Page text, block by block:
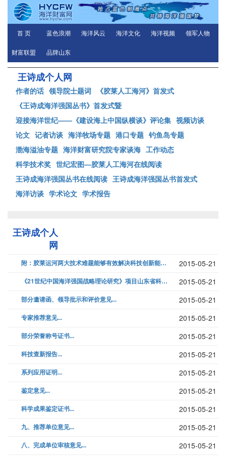
首 页 蓝色浪潮 海洋风云 海洋文化 海洋视频 领军人物
财富联盟 品牌山东
王诗成个人网
作者的话 领导院士题词
《胶莱人工海河》首发式
《王诗成海洋强国丛书》首发式暨
迎接海洋世纪——《建设海上中国纵横谈》评论集 视频访谈
论文 记者访谈 海洋牧场专题 港口专题 钓鱼岛专题
渤海溢油专题 海洋财富研究院专家谈海 工作动态
科学技术奖 世纪宏图—胶莱人工海河在线阅读
王诗成海洋强国丛书在线阅读 王诗成海洋强国丛书首发式
海洋访谈 学术论文 学术报告
王诗成个人
网
附：胶莱运河两大技术难题能够有效解决科技创新能将工程推上前进的快车道... 2015-05-21
《21世纪中国海洋强国战略理论研究》项目山东省科学技术奖推荐书... 2015-05-21
部分邀请函、领导批示和评价意见... 2015-05-21
专家推荐意见... 2015-05-21
部分荣誉称号证书... 2015-05-21
科技查新报告... 2015-05-21
系列应用证明... 2015-05-21
鉴定意见... 2015-05-21
科学成果鉴定证书... 2015-05-21
九、推荐单位意见... 2015-05-21
八、完成单位审核意见... 2015-05-21